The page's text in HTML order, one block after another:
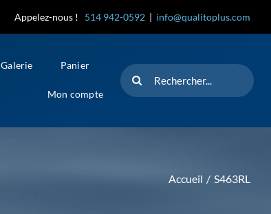
Appelez-nous ! 514 942-0592 | info@qualitoplus.com
Galerie Panier
Mon compte
Rechercher
Accueil S463RL